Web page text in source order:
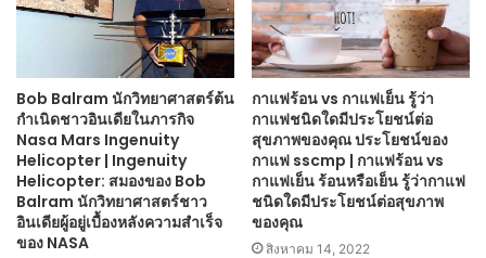
Bob Balram นักวิทยาศาสตร์ต้น
กำเนิดชาวอินเดียในภารกิจ
Nasa Mars Ingenuity
Helicopter | Ingenuity
Helicopter: สมองของ Bob
Balram นักวิทยาศาสตร์ชาว
อินเดียผู้อยู่เบื้องหลังความสำเร็จ
ของ NASA
กาแฟร้อน vs กาแฟเย็น รู้ว่า
กาแฟชนิดใดมีประโยชน์ต่อ
สุขภาพของคุณ ประโยชน์ของ
กาแฟ sscmp | กาแฟร้อน vs
กาแฟเย็น ร้อนหรือเย็น รู้ว่ากาแฟ
ชนิดใดมีประโยชน์ต่อสุขภาพ
ของคุณ
สิงหาคม 14, 2022